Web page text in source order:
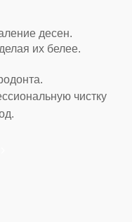
десен.
их белее.
чистку